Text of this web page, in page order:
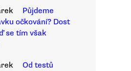
Půjdeme
očkování? Dost
se tím však
Od testů